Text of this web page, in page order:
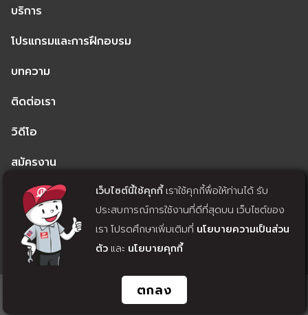
บริการ
โปรแกรมและการฝึกอบรม
บทความ
ติดต่อเรา
วิดีโอ
สมัครงาน
นโยบายความเป็นส่วนตัว
นโยบายคุกกี้
แจ้งถอนความยินยอม
© 2022 MACHINE TECH CO., LTD. ALL RIGHTS RESERVED. WEB
เว็บไซต์นี้ใช้คุกกี้เราใช้คุกกี้พื่อให้ท่านได้ รับ
ประสบการณ์การใช้งานที่ดีที่สุดบน เว็บไซต์ของ
เรา โปรดศึกษาเพิ่มเติมที่ นโยบายความเป็นส่วน
ตัว และ นโยบายคุกกี้
ตกลง